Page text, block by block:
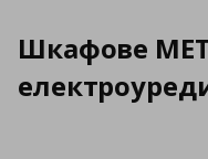
Шкафове